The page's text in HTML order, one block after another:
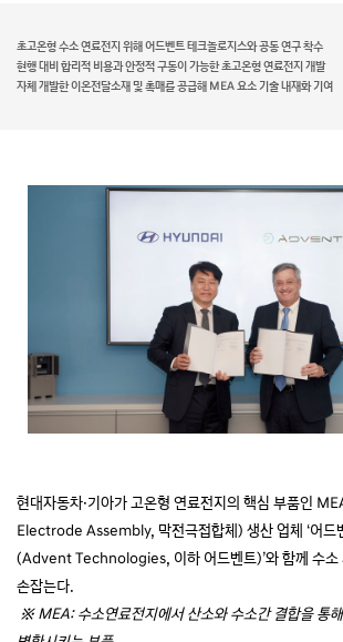
초고온형 수소 연료전지 위해 어드벤트 테크놀로지스와 공동 연구 착수
현행 대비 합리적 비용과 안정적 구동이 가능한 초고온형 연료전지 개발
자체 개발한 이온전달소재 및 촉매를 공급해 MEA 요소 기술 내재화 기여
현대자동차·기아가 고온형 연료전지의 핵심 부품인
Electrode Assembly, 막전극접합체) 생산 업체 ‘어드
(Advent Technologies, 이하 어드벤트)’와 함께 수소
손잡는다.
※ MEA: 수소연료전지에서 산소와 수소간 결합을 통